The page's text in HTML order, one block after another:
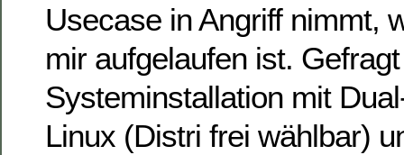
Usecase in Angriff nimmt,
mir aufgelaufen ist.
Systeminstallation mit
Linux (Distri frei wählbar)